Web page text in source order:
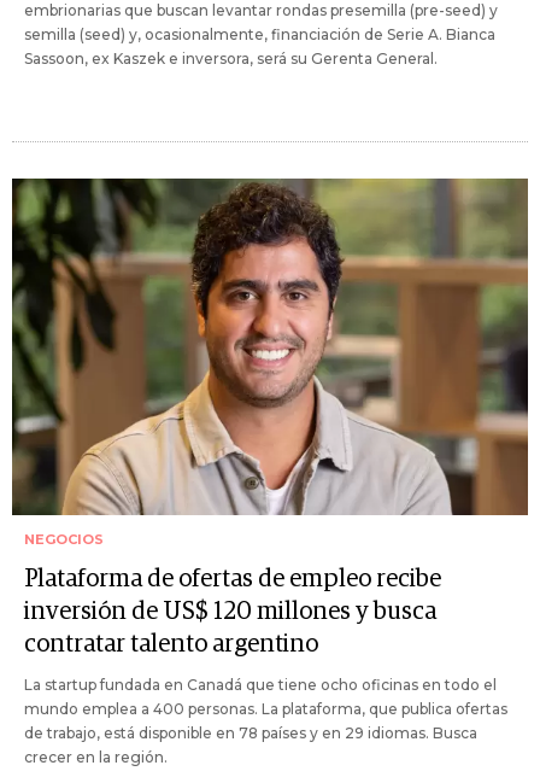
embrionarias que buscan levantar rondas presemilla (pre-seed) y
semilla (seed) y, ocasionalmente, financiación de Serie A. Bianca
Sassoon, ex Kaszek e inversora, será su Gerenta General.
NEGOCIOS
Plataforma de ofertas de empleo recibe
inversión de US$ 120 millones y busca
contratar talento argentino
La startup fundada en Canadá que tiene ocho oficinas en todo el
mundo emplea a 400 personas. La plataforma, que publica ofertas
de trabajo, está disponible en 78 países y en 29 idiomas. Busca
crecer en la región.